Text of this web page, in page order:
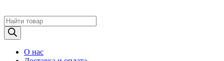
Поиск
товаров
О нас